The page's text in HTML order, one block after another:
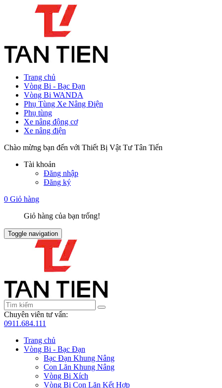
Trang chủ
Vòng Bi - Bạc Đạn
Vòng Bi WANDA
Phụ Tùng Xe Nâng Điện
Phụ tùng
Xe nâng động cơ
Xe nâng điện
Chào mừng bạn đến với Thiết Bị Vật Tư Tân Tiến
Tài khoản
Đăng nhập
Đăng ký
0 Giỏ hàng
Giỏ hàng của bạn trống!
Toggle navigation
Chuyên viên tư vấn:
0911.684.111
Trang chủ
Vòng Bi - Bạc Đạn
Bạc Đạn Khung Nâng
Con Lăn Khung Nâng
Vòng Bi Xích
Vòng Bi Con Lăn Kết Hợp